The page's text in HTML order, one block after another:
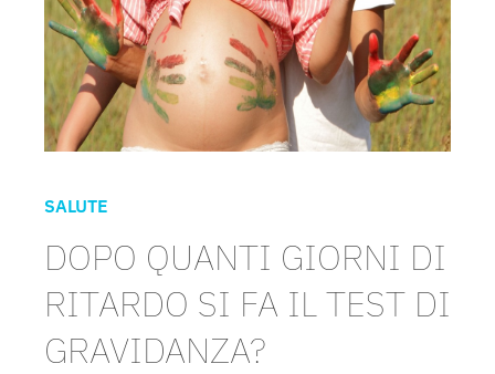
SALUTE
DOPO QUANTI GIORNI DI
RITARDO SI FA IL TEST DI
GRAVIDANZA?